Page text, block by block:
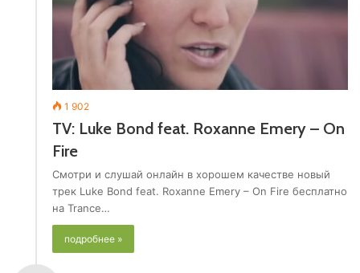
1 902
TV: Luke Bond feat. Roxanne Emery – On
Fire
Смотри и слушай онлайн в хорошем качестве новый
трек Luke Bond feat. Roxanne Emery – On Fire бесплатно
на Trance…
подробнее »